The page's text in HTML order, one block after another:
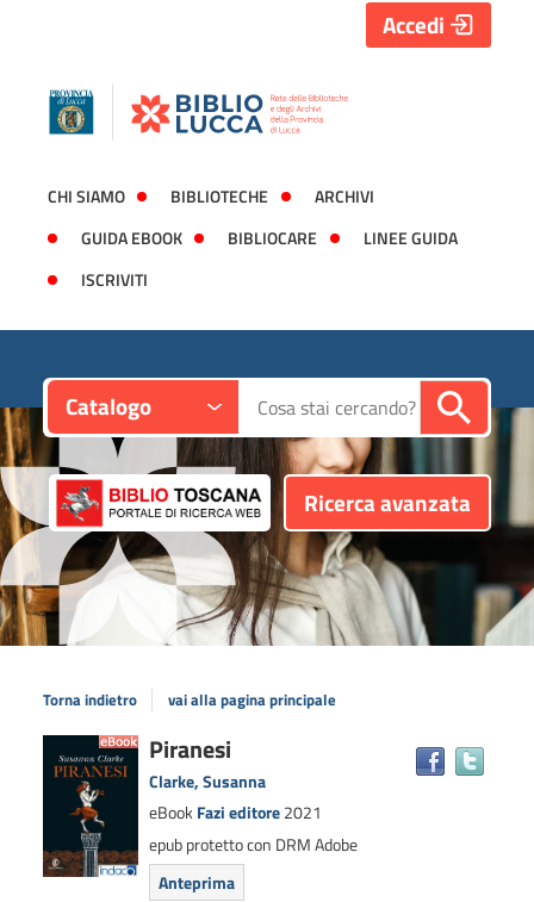
CHI SIAMO BIBLIOTECHE
ARCHIVI
GUIDA EBOOK
BIBLIOCARE
LINEE GUIDA
ISCRIVITI
Accedi
Catalogo Cerca su "Catalogo"
Ricerca avanzata
Torna indietro vai alla pagina principale
Dettaglio
del
documento
Piranesi
Clarke, Susanna
eBookFazi editore2021
epub protetto con DRM Adobe
Anteprima